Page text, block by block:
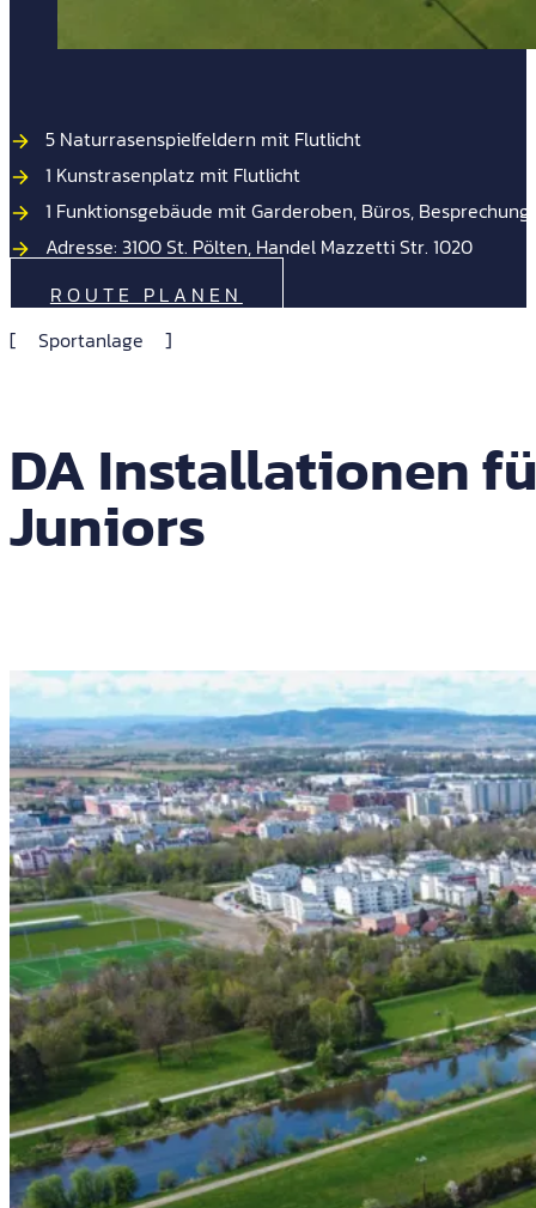
5 Naturrasenspielfeldern mit Flutlicht
1 Kunstrasenplatz mit Flutlicht
1 Funktionsgebäude mit Garderoben, Büros,
Adresse: 3100 St. Pölten, Handel Mazzetti Str. 1020
ROUTE PLANEN
Sportanlage
DA Installationen
Juniors